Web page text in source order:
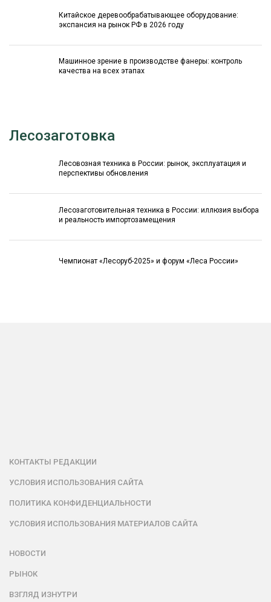
Китайское деревообрабатывающее оборудование:
экспансия на рынок РФ в 2026 году
Машинное зрение в производстве фанеры: контроль
качества на всех этапах
Лесозаготовка
Лесовозная техника в России: рынок, эксплуатация и
перспективы обновления
Лесозаготовительная техника в России: иллюзия выбора
и реальность импортозамещения
Чемпионат «Лесоруб-2025» и форум «Леса России»
КОНТАКТЫ РЕДАКЦИИ
УСЛОВИЯ ИСПОЛЬЗОВАНИЯ САЙТА
ПОЛИТИКА КОНФИДЕНЦИАЛЬНОСТИ
УСЛОВИЯ ИСПОЛЬЗОВАНИЯ МАТЕРИАЛОВ САЙТА
НОВОСТИ
РЫНОК
ВЗГЛЯД ИЗНУТРИ